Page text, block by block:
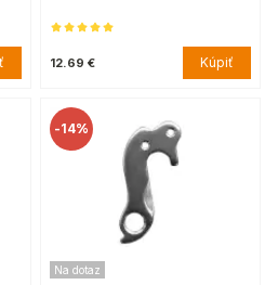
12.69 € Kúpiť
-14%
Na dotaz